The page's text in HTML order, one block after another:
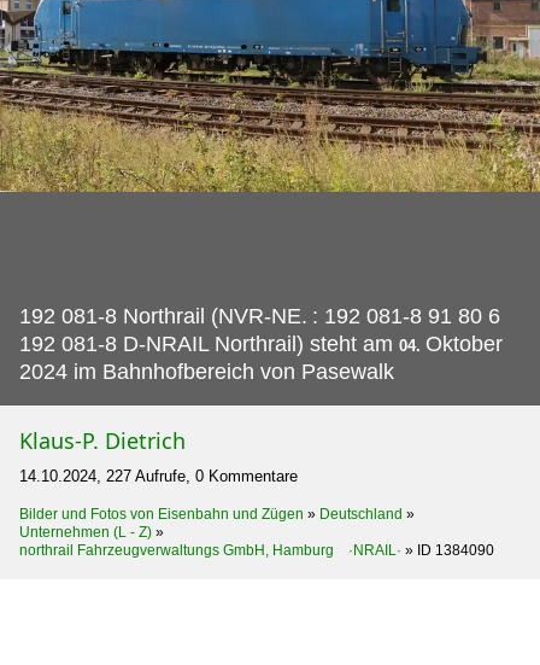
192 081-8 Northrail (NVR-NE. : 192 081-8 91 80 6
192 081-8 D-NRAIL Northrail) steht am 04. Oktober
2024 im Bahnhofbereich von Pasewalk
Klaus-P. Dietrich
14.10.2024, 227 Aufrufe, 0 Kommentare
Bilder und Fotos von Eisenbahn und Zügen » Deutschland »
Unternehmen (L - Z) »
northrail Fahrzeugverwaltungs GmbH, Hamburg ·NRAIL· » ID 1384090